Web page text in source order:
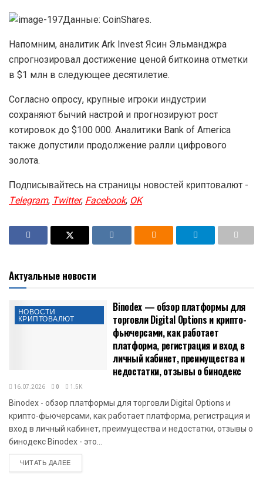
Данные: CoinShares.
Напомним, аналитик Ark Invest Ясин Эльманджра
спрогнозировал достижение ценой биткоина отметки
в $1 млн в следующее десятилетие.
Согласно опросу, крупные игроки индустрии
сохраняют бычий настрой и прогнозируют рост
котировок до $100 000. Аналитики Bank of America
также допустили продолжение ралли цифрового
золота.
Подписывайтесь на страницы новостей криптовалют -
Telegram,Twitter,Facebook,OK
Актуальные новости
НОВОСТИ
КРИПТОВАЛЮТ
Binodex — обзор платформы для
торговли Digital Options и крипто-
фьючерсами, как работает
платформа, регистрация и вход в
личный кабинет, преимущества и
недостатки, отзывы о бинодекс
16.07.2026 0 1.5K
Binodex - обзор платформы для торговли Digital Options и
крипто-фьючерсами, как работает платформа, регистрация и
вход в личный кабинет, преимущества и недостатки, отзывы о
бинодекс Binodex - это...
ЧИТАТЬ ДАЛЕЕDETAILS